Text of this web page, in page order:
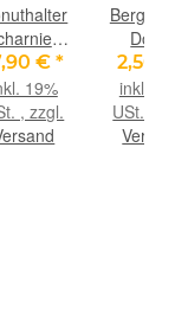
Clip
Silber,
€*
19%
, zzgl.
Donut
Edelstein
15 mm
4 mm
2,50 €
inkl. 19%
USt. ,
Versand